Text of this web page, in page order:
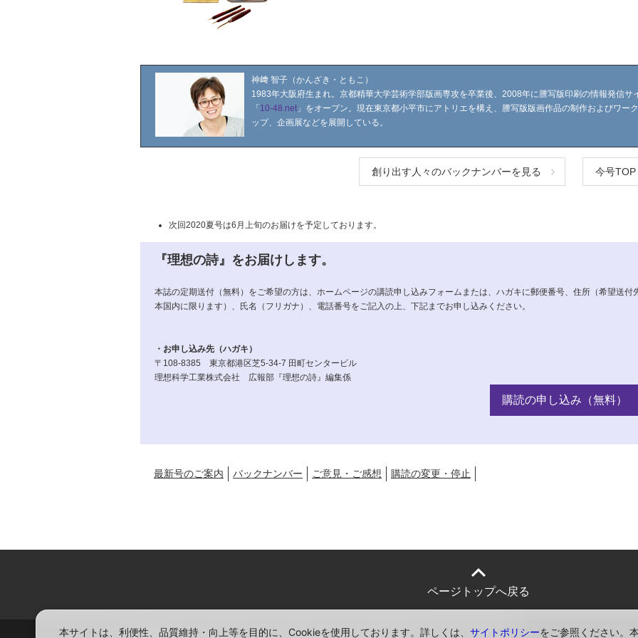
神﨑 智子（かんざき・ともこ）
1983年大阪府生まれ。京都精華大学芸術学部版画専攻を卒業後、2008年に謄写版印刷の情報発信サ
「 10-48.net 」をオープン。現在東京都小平市にアトリエを構え、謄写版版画作品の制作およびワー
ップ、企画展などを展開している。
創り出す人々のバックナンバーを見る 今号TOP
次回2020夏号は6月上旬のお届けを予定しております。
『理想の詩』をお届けします。
本誌の定期送付（無料）をご希望の方は、ホームページの講読申し込みフォームまたは、ハガキに郵便番号、住所（希望送付
本国内に限ります）、氏名（フリガナ）、電話番号をご記入の上、下記までお申し込みください。
・お申し込み先（ハガキ）
〒108-8385 東京都港区芝5-34-7 田町センタービル
理想科学工業株式会社 広報部『理想の詩』編集係
購読の申し込み（無料）
最新号のご案内 バックナンバー ご意見・ご感想 購読の変更・停止
ページトップへ戻る
本サイトは、利便性、品質維持・向上等を目的に、Cookieを使用しております。詳しくは、サイトポリシーをご参照ください。